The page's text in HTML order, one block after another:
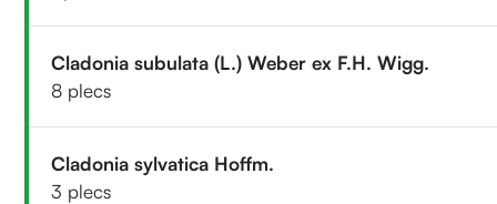
Cladonia subulata (L.) Weber ex F.H. Wigg.
8 plecs
Cladonia sylvatica Hoffm.
3 plecs